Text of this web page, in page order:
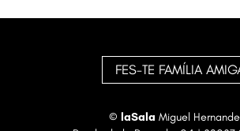
FES-TE FAMÍLIA
© laSala Miguel